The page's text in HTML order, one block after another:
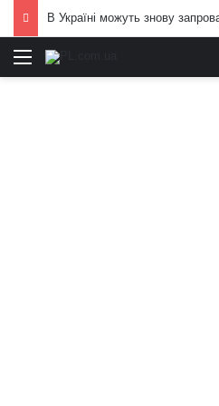
Меню